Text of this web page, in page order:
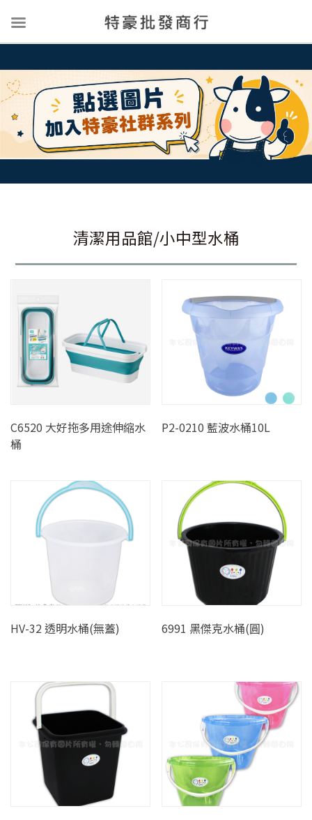
清潔用品館/小中型水桶
C6520 大好拖多用途伸縮水
桶
P2-0210 藍波水桶10L
HV-32 透明水桶(無蓋) 6991 黑傑克水桶(圓)